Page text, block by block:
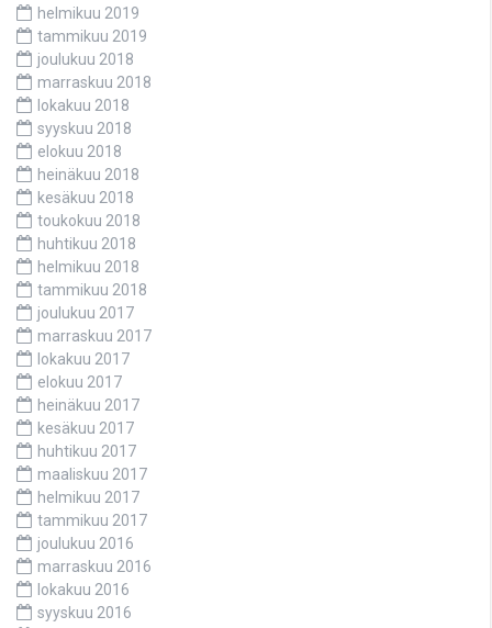
helmikuu 2019
tammikuu 2019
joulukuu 2018
marraskuu 2018
lokakuu 2018
syyskuu 2018
elokuu 2018
heinäkuu 2018
kesäkuu 2018
toukokuu 2018
huhtikuu 2018
helmikuu 2018
tammikuu 2018
joulukuu 2017
marraskuu 2017
lokakuu 2017
elokuu 2017
heinäkuu 2017
kesäkuu 2017
huhtikuu 2017
maaliskuu 2017
helmikuu 2017
tammikuu 2017
joulukuu 2016
marraskuu 2016
lokakuu 2016
syyskuu 2016